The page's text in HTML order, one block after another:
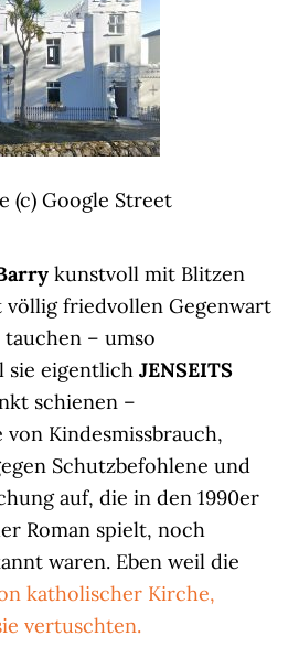
(c) Google Street
kunstvoll mit Blitzen
völlig friedvollen Gegenwart
– umso
sie eigentlichJENSEITS
schienen –
von Kindesmissbrauch,
Schutzbefohlene und
auf, die in den 1990er
Roman spielt, noch
waren. Eben weil die
katholischer Kirche,
vertuschten.